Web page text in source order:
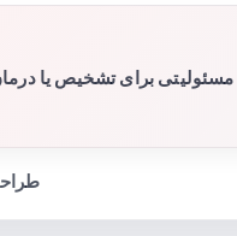
برای تشخیص یا درمان